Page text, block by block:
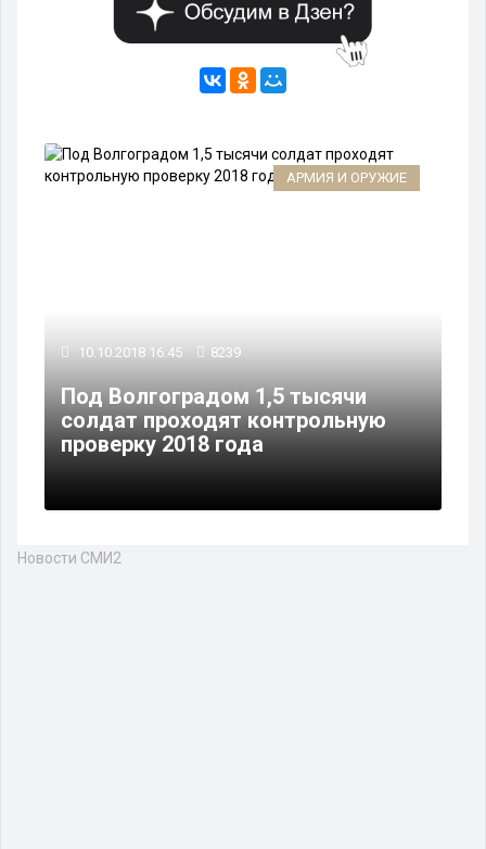
АРМИЯ И ОРУЖИЕ
10.10.2018 16:45 8239
Под Волгоградом 1,5 тысячи
солдат проходят контрольную
проверку 2018 года
Новости СМИ2